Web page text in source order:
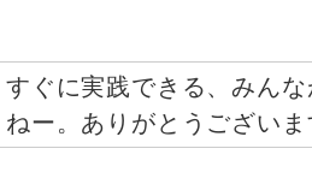
すぐに実践できる、みん
ねー。ありがとうございま